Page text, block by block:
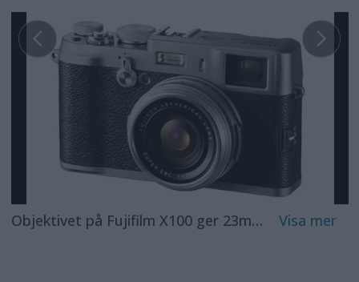
Objektivet på Fujifilm X100 ger 23mm vidvinkel och ljusstyrka 2,0.